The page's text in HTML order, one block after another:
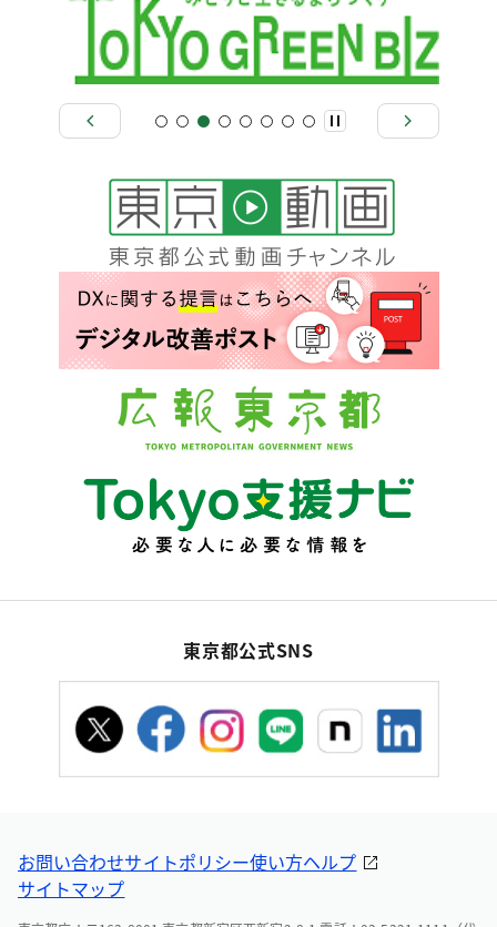
東京都公式SNS
お問い合わせサイトポリシー使い方ヘルプ
サイトマップ